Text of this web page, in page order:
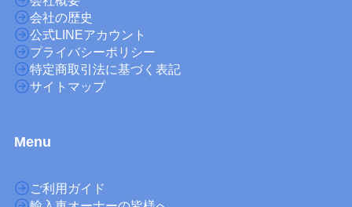
会社の歴史
公式LINEアカウント
プライバシーポリシー
特定商取引法に基づく表記
サイトマップ
Menu
ご利用ガイド